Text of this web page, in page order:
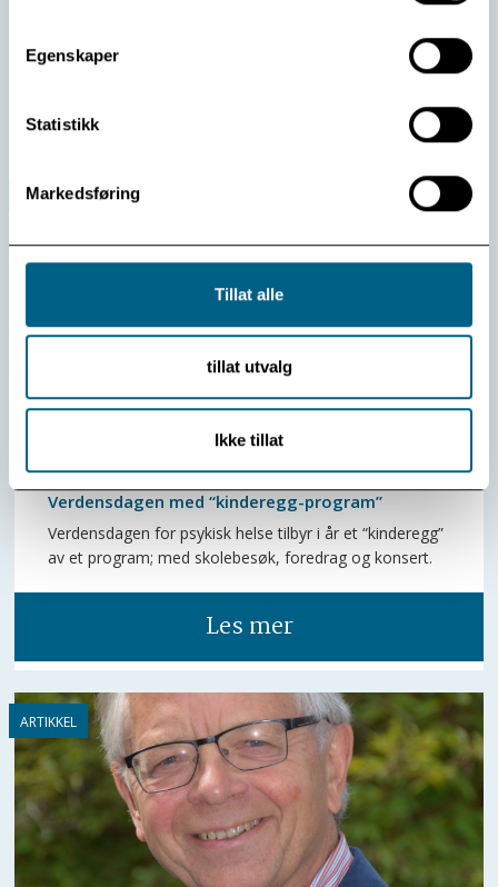
Egenskaper
Statistikk
Markedsføring
Tillat alle
tillat utvalg
Ikke tillat
Tone Bergesens stiftelse bevilget før sommeren 1,5
Verdensdagen med “kinderegg-program”
Verdensdagen for psykisk helse tilbyr i år et “kinderegg”
av et program; med skolebesøk, foredrag og konsert.
Les mer